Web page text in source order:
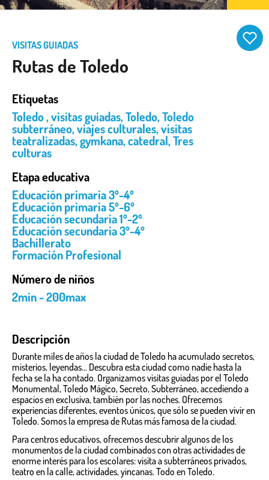
VISITAS GUIADAS
Rutas de Toledo
Etiquetas
Toledo,visitas guiadas,Toledo,Toledo
subterráneo,viajes culturales,visitas
teatralizadas,gymkana,catedral,Tres
culturas
Etapa educativa
Educación primaria 3º-4º
Educación primaria 5º-6º
Educación secundaria 1º-2º
Educación secundaria 3º-4º
Bachillerato
Formación Profesional
Número de niños
2min - 200max
Descripción
Durante miles de años la ciudad de Toledo ha acumulado secretos,
misterios, leyendas... Descubra esta ciudad como nadie hasta la
fecha se la ha contado. Organizamos visitas guiadas por el Toledo
Monumental, Toledo Mágico, Secreto, Subterráneo, accediendo a
espacios en exclusiva, también por las noches. Ofrecemos
experiencias diferentes, eventos únicos, que sólo se pueden vivir en
Toledo. Somos la empresa de Rutas más famosa de la ciudad.
Para centros educativos, ofrecemos descubrir algunos de los
monumentos de la ciudad combinados con otras actividades de
enorme interés para los escolares: visita a subterráneos privados,
teatro en la calle, actividades, yincanas. Todo en Toledo.